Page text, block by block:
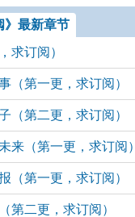
》最新章节
求订阅）
（第一更，求订阅）
（第二更，求订阅）
来（第一更，求订阅）
（第一更，求订阅）
第二更，求订阅）